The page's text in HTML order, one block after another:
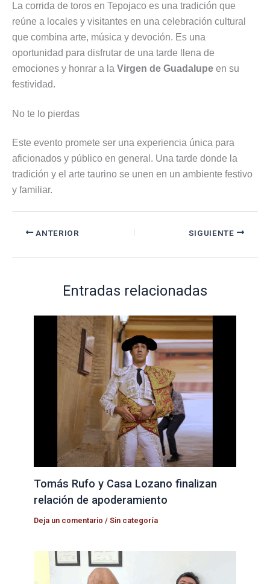
La corrida de toros en Tepojaco es una tradición que
reúne a locales y visitantes en una celebración cultural
que combina arte, música y devoción. Es una
oportunidad para disfrutar de una tarde llena de
emociones y honrar a la Virgen de Guadalupe en su
festividad.
No te lo pierdas
Este evento promete ser una experiencia única para
aficionados y público en general. Una tarde donde la
tradición y el arte taurino se unen en un ambiente festivo
y familiar.
ANTERIOR SIGUIENTE
Entradas relacionadas
Tomás Rufo y Casa Lozano finalizan
relación de apoderamiento
Deja un comentario /Sin categoría